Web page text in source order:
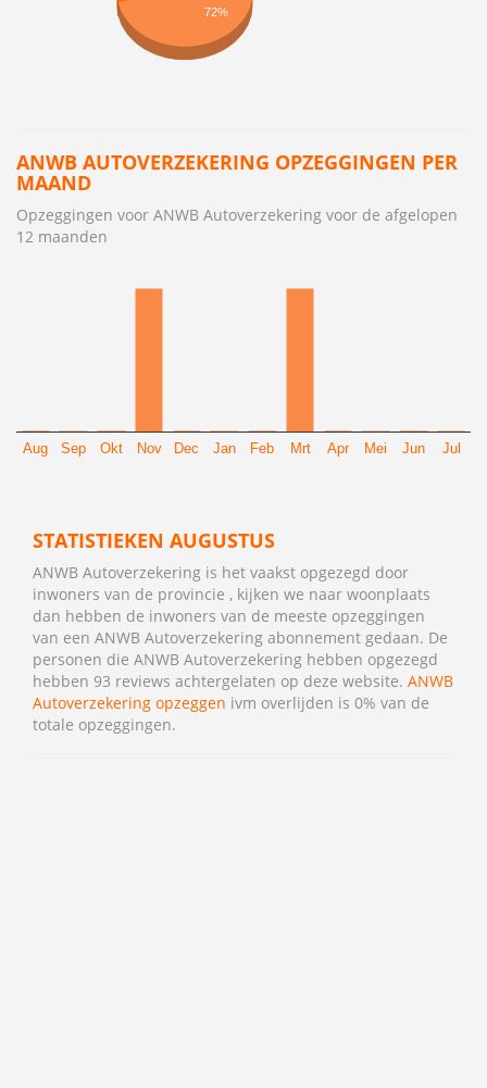
72%
ANWB AUTOVERZEKERING OPZEGGINGEN PER
MAAND
Opzeggingen voor ANWB Autoverzekering voor de afgelopen
12 maanden
Aug Sep Okt Nov Dec Jan Feb Mrt Apr Mei Jun Jul
STATISTIEKEN AUGUSTUS
ANWB Autoverzekering is het vaakst opgezegd door
inwoners van de provincie , kijken we naar woonplaats
dan hebben de inwoners van de meeste opzeggingen
van een ANWB Autoverzekering abonnement gedaan. De
personen die ANWB Autoverzekering hebben opgezegd
hebben 93 reviews achtergelaten op deze website. ANWB
Autoverzekering opzeggen ivm overlijden is 0% van de
totale opzeggingen.